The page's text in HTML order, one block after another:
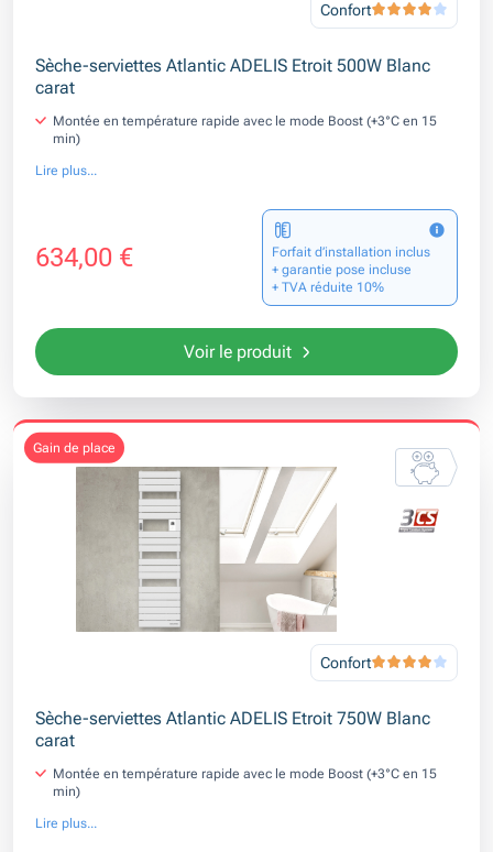
Confort
Sèche-serviettes Atlantic ADELIS Etroit 500W Blanc
carat
Montée en température rapide avec le mode Boost (+3°C en 15
min)
Lire plus...
634,00 €
Forfait d’installation inclus
+ garantie pose incluse
+ TVA réduite 10%
Voir le produit
gain de place
Confort
Sèche-serviettes Atlantic ADELIS Etroit 750W Blanc
carat
Montée en température rapide avec le mode Boost (+3°C en 15
min)
Lire plus...